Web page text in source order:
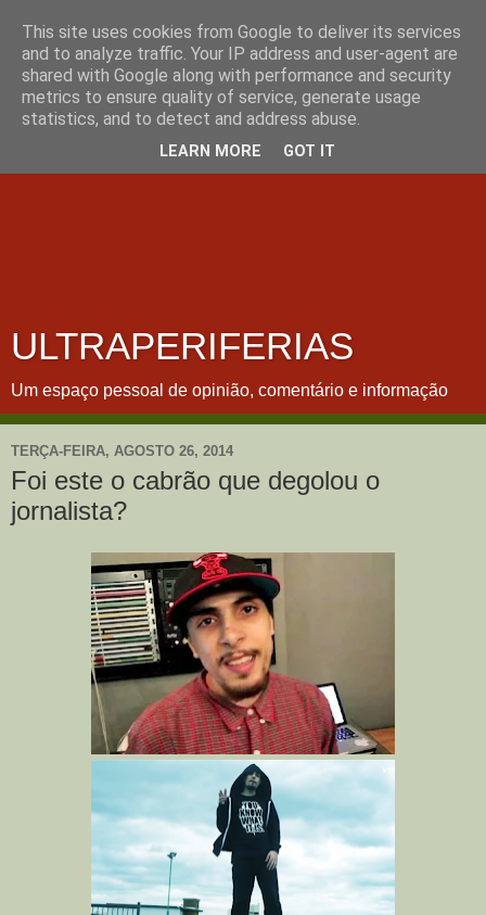
ULTRAPERIFERIAS
Um espaço pessoal de opinião, comentário e informação
TERÇA-FEIRA, AGOSTO 26, 2014
Foi este o cabrão que degolou o
jornalista?
This site uses cookies from Google to deliver its services
and to analyze traffic. Your IP address and user-agent are
shared with Google along with performance and security
metrics to ensure quality of service, generate usage
statistics, and to detect and address abuse.
LEARN MORE GOT IT